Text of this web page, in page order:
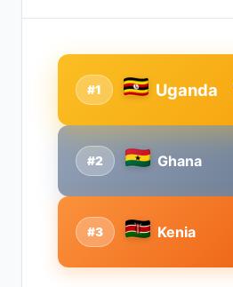
#2 Ghana
#1 Uganda
#3 Kenia